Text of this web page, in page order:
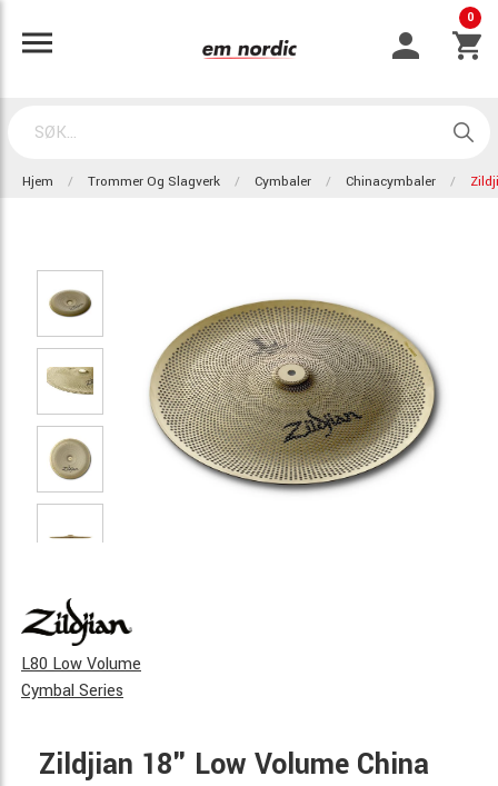
0
Hjem Trommer Og Slagverk Cymbaler Chinacymbaler
L80 Low Volume
Cymbal Series
Zildjian 18" Low Volume China